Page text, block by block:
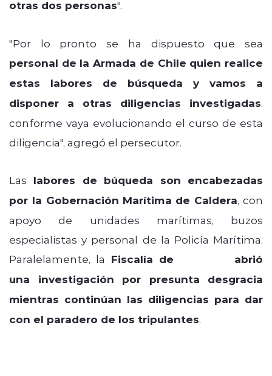
otras dos personas".
"Por lo pronto se ha dispuesto que sea
personal de la Armada de Chile quien realice
estas labores de búsqueda y vamos a
disponer a otras diligencias investigadas.
conforme vaya evolucionando el curso de esta
diligencia", agregó el persecutor.
Las labores de búqueda son encabezadas
por la Gobernación Marítima de Caldera, con
apoyo de unidades marítimas, buzos
especialistas y personal de la Policía Marítima.
Paralelamente, la Fiscalía de
abrió
una investigación por presunta desgracia
mientras continúan las diligencias para dar
con el paradero de los tripulantes.